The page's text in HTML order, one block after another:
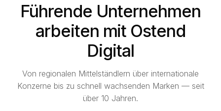
Führende Unternehmen
arbeiten mit Ostend
Digital
Von regionalen Mittelständlern über internationale
Konzerne bis zu schnell wachsenden Marken — seit
über 10 Jahren.